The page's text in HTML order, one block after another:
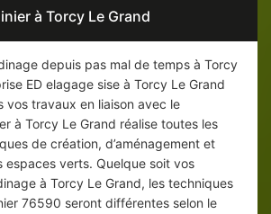
à Torcy Le Grand
depuis pas mal de temps à Torcy
ED elagage sise à Torcy Le Grand
vos travaux en liaison avec le
à Torcy Le Grand réalise toutes les
de création, d’aménagement et
espaces verts. Quelque soit vos
à Torcy Le Grand, les techniques
76590 seront différentes selon le